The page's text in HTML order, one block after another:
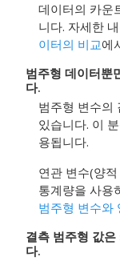
데이터의 카운
니다. 자세한
이터의 비교에
범주형 데이터뿐
다.
범주형 변수의
있습니다. 이
용됩니다.
연관 변수(양
통계량을 사용
범주형 변수와
결측 범주형 값
다.